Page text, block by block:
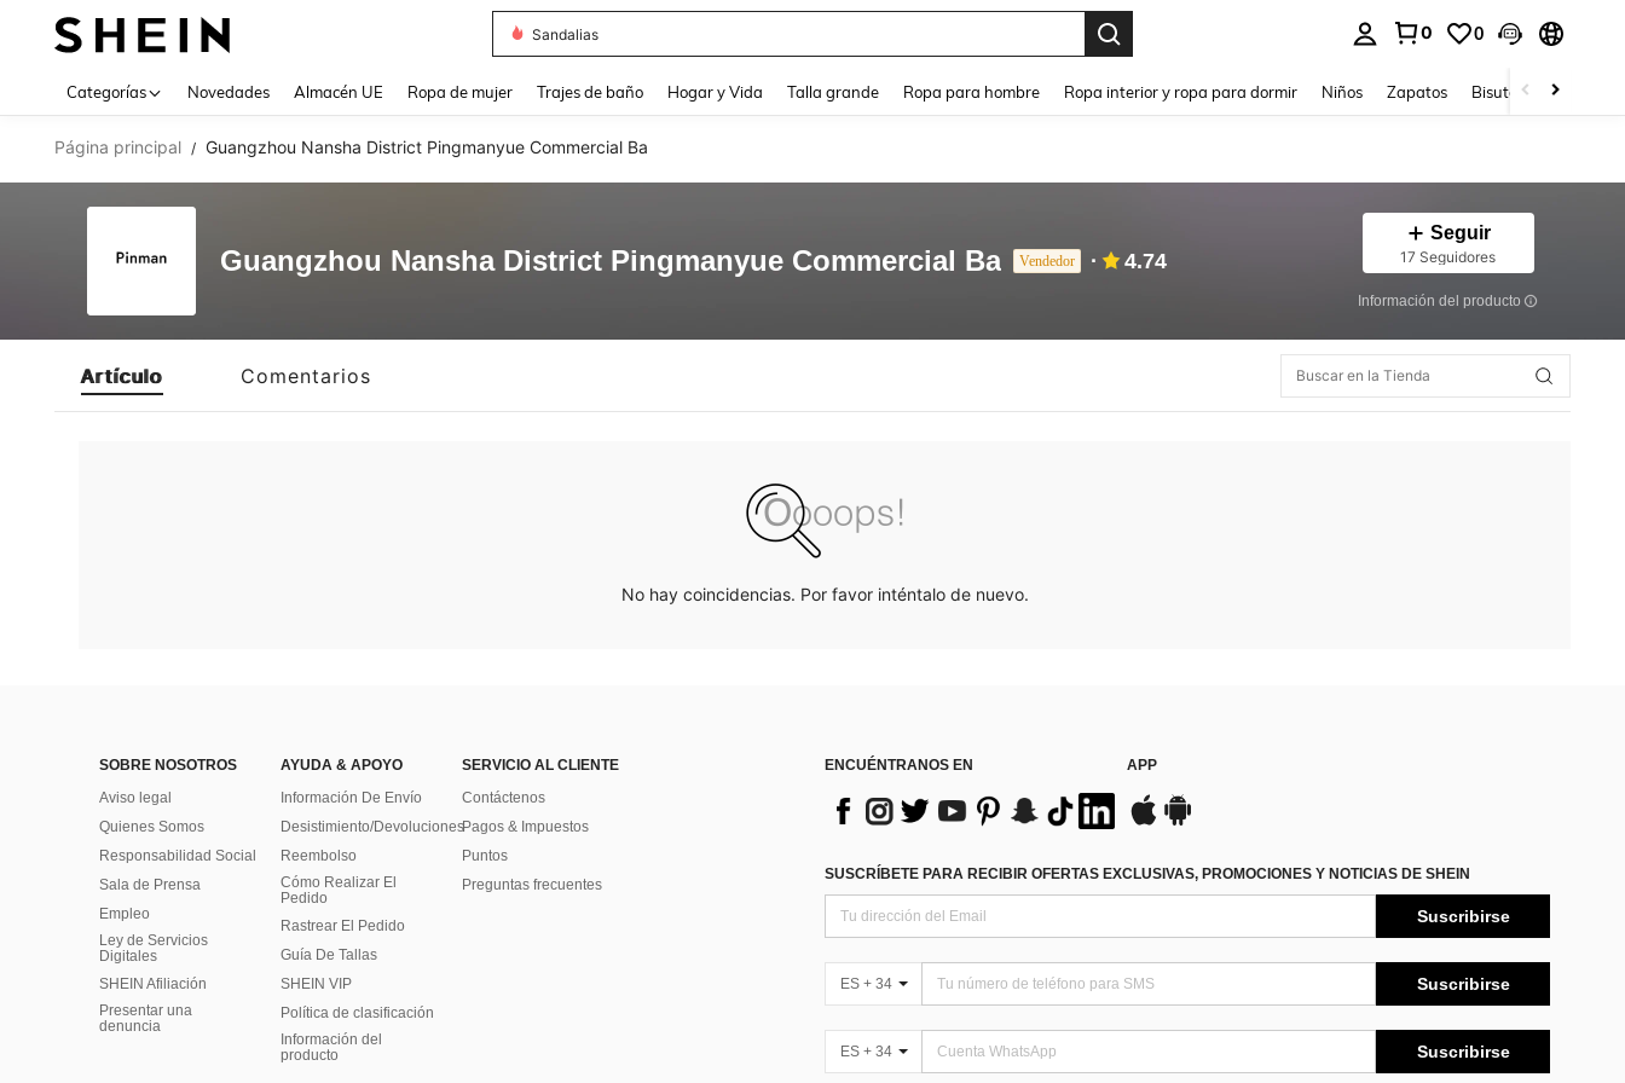
Sandalias
0 0
Categorías Novedades Almacén UE Ropa de mujer Trajes de baño Hogar y Vida Talla grande Ropa para hombre Ropa interior y ropa para dormir Niños Zapatos Bisutería Y
Página principal / Guangzhou Nansha District Pingmanyue Commercial Ba
Guangzhou Nansha District Pingmanyue Commercial Ba Vendedor 4.74
Seguir
17 Seguidores
Información del producto
Artículo Comentarios
No hay coincidencias. Por favor inténtalo de nuevo.
SOBRE NOSOTROS
Aviso legal
Quienes Somos
Responsabilidad Social
Sala de Prensa
Empleo
Ley de Servicios
Digitales
SHEIN Afiliación
Presentar una
denuncia
AYUDA & APOYO
Información De Envío
Desistimiento/Devoluciones
Reembolso
Cómo Realizar El
Pedido
Rastrear El Pedido
Guía De Tallas
SHEIN VIP
Política de clasificación
​Información del
producto
SERVICIO AL CLIENTE
Contáctenos
Pagos & Impuestos
Puntos
Preguntas frecuentes
ENCUÉNTRANOS EN APP
SUSCRÍBETE PARA RECIBIR OFERTAS EXCLUSIVAS, PROMOCIONES Y NOTICIAS DE SHEIN
Suscribirse
ES + 34 Suscribirse
ES + 34 Suscribirse